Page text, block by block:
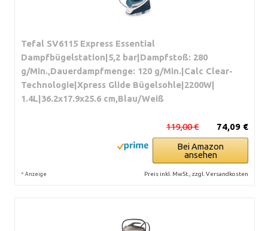
Tefal SV6115 Express Essential
Dampfbügelstation|5,2 bar|Dampfstoß: 280
g/Min.,Dauerdampfmenge: 120 g/Min.|Calc Clear-
Technologie|Xpress Glide Bügelsohle|2200W|
1.4L|36.2x17.9x25.6 cm,Blau/Weiß
74,09 €
119,00 €
Bei Amazon
ansehen
* Anzeige Preis inkl. MwSt., zzgl. Versandkosten